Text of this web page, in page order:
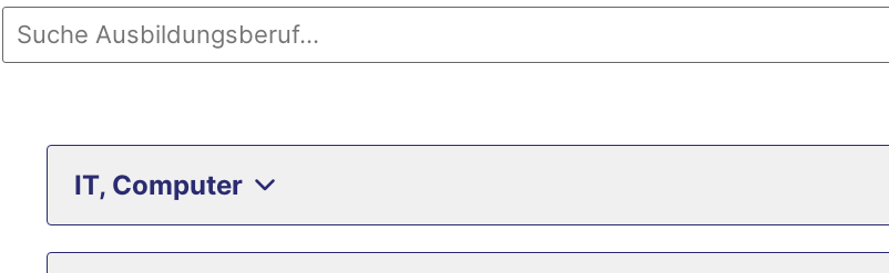
IT, Computer